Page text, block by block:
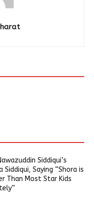
Siddiqui’s
Siddiqui, Saying “Shora is
Than Most Star Kids